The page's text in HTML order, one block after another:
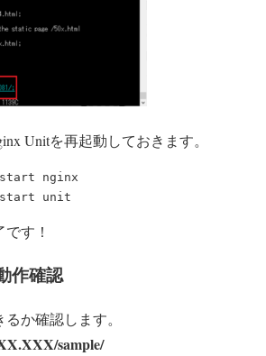
Unitを再起動しておきます。
nginx
す！
作確認
か確認します。
sample/